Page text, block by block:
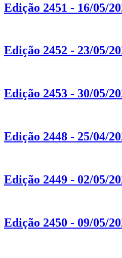
Edição 2451 - 16/05/
Edição 2452 - 23/05/
Edição 2453 - 30/05/
Edição 2448 - 25/04/
Edição 2449 - 02/05/
Edição 2450 - 09/05/